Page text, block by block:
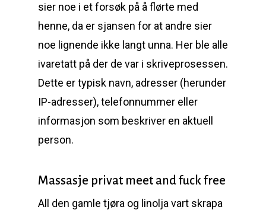
sier noe i et forsøk på å flørte med
henne, da er sjansen for at andre sier
noe lignende ikke langt unna. Her ble alle
ivaretatt på der de var i skriveprosessen.
Dette er typisk navn, adresser (herunder
IP-adresser), telefonnummer eller
informasjon som beskriver en aktuell
person.
Massasje privat meet and fuck free
All den gamle tjøra og linolja vart skrapa